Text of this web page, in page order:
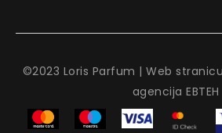
©2023 Loris Parfum | Web
agencija EBTEH